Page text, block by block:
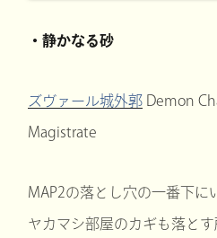
・静かなる砂
ズヴァール城外郭 Demon
Magistrate
MAP2の落とし穴の一番下に
ヤカマシ部屋のカギも落とす